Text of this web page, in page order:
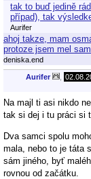
tak to buď jedině
případ), tak
Aurifer
ahoj takze, mam
protoze jsem mel
deniska.end
Aurifer
Na majl ti asi nikdo
tak si dej i tu práci si
Dva samci spolu
mala, nebo to je táta
sám jiného, byť
rovnou od začátku.